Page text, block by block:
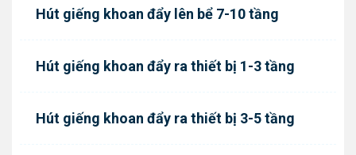
Hút giếng khoan đẩy lên bể 7-10 tầng
Hút giếng khoan đẩy ra thiết bị 1-3 tầng
Hút giếng khoan đẩy ra thiết bị 3-5 tầng